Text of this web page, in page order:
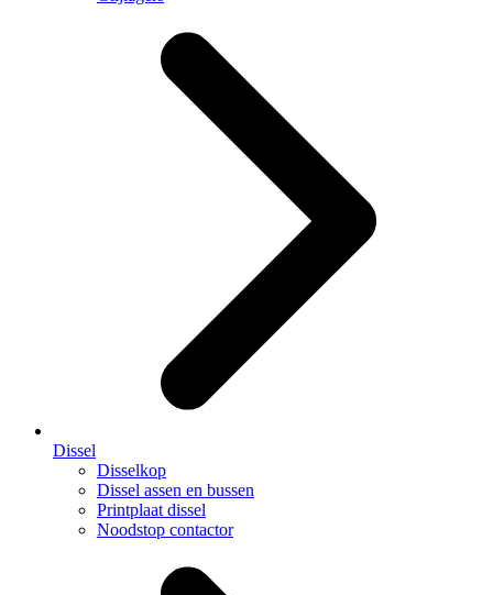
Dissel
Disselkop
Dissel assen en bussen
Printplaat dissel
Noodstop contactor